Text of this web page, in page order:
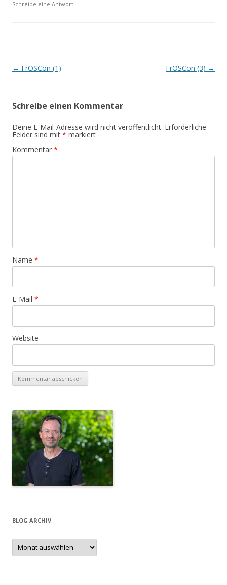
Schreibe eine Antwort
Beitrags-
← FrOSCon (1) FrOSCon (3) →
Schreibe einen Kommentar
Deine E-Mail-Adresse wird nicht veröffentlicht. Erforderliche
Felder sind mit * markiert
Kommentar *
Name *
E-Mail *
Website
BLOG ARCHIV
Blog
Archiv